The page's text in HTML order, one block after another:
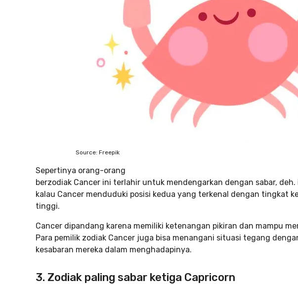
Source: Freepik
Sepertinya orang-orang
berzodiak Cancer ini terlahir untuk mendengarkan dengan sabar, deh.
kalau Cancer menduduki posisi kedua yang terkenal dengan tingkat
tinggi.
Cancer dipandang karena memiliki ketenangan pikiran dan mampu
Para pemilik zodiak Cancer juga bisa menangani situasi tegang
kesabaran mereka dalam menghadapinya.
3. Zodiak paling sabar ketiga Capricorn